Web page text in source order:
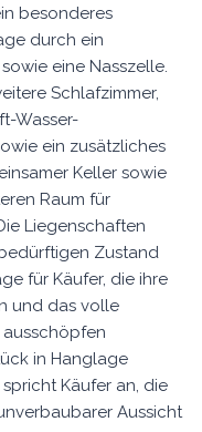
besonderes
durch ein
eine Nasszelle.
Schlafzimmer,
Wasser-
ein zusätzliches
Keller sowie
Raum für
Liegenschaften
Zustand
für Käufer, die ihre
und das volle
in Hanglage
Käufer an, die
Aussicht